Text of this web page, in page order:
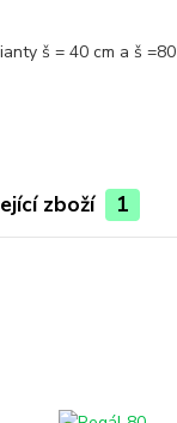
š = 40 cm a š
zboží 1